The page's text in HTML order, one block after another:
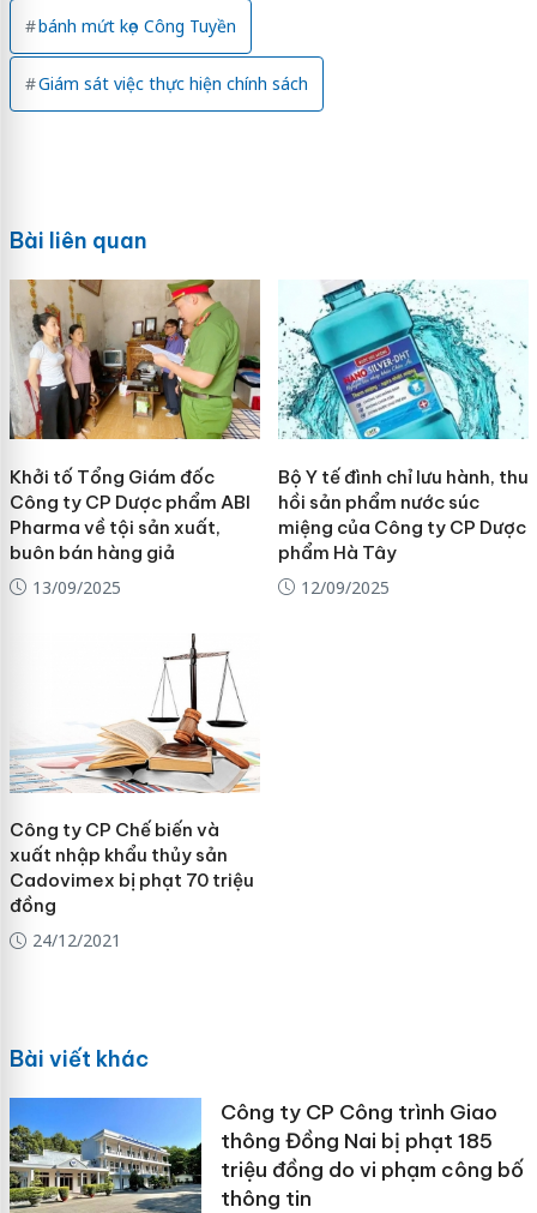
bánh mứt kẹo Công Tuyền
Giám sát việc thực hiện chính sách
Bài liên quan
Khởi tố Tổng Giám đốc
Công ty CP Dược phẩm ABI
Pharma về tội sản xuất,
buôn bán hàng giả
13/09/2025
Bộ Y tế đình chỉ lưu hành, thu
hồi sản phẩm nước súc
miệng của Công ty CP Dược
phẩm Hà Tây
12/09/2025
Công ty CP Chế biến và
xuất nhập khẩu thủy sản
Cadovimex bị phạt 70 triệu
đồng
24/12/2021
Bài viết khác
Công ty CP Công trình Giao
thông Đồng Nai bị phạt 185
triệu đồng do vi phạm công bố
thông tin